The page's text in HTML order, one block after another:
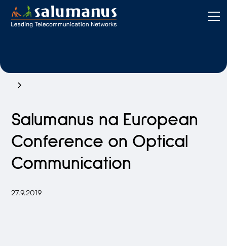
Salumanus na European
Conference on Optical
Communication
27.9.2019